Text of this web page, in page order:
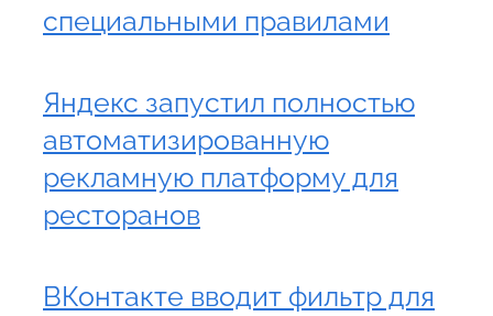
специальными правилами
Яндекс запустил полностью
автоматизированную
рекламную платформу для
ресторанов
ВКонтакте вводит фильтр для